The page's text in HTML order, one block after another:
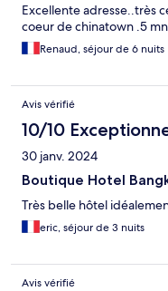
Excellente adresse..très
coeur de chinatown .5
Renaud, séjour de 6 nuits
Avis vérifié
10/10
30 janv. 2024
Boutique Hotel
Très belle hôtel
eric, séjour de 3 nuits
Avis vérifié